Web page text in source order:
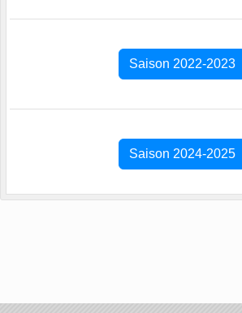
Saison 2022-2023
Saison 2024-2025